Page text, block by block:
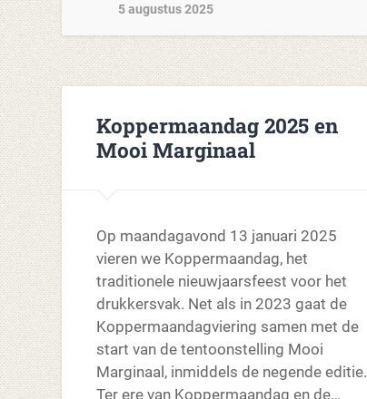
5 augustus 2025
Koppermaandag 2025 en
Mooi Marginaal
Op maandagavond 13 januari 2025
vieren we Koppermaandag, het
traditionele nieuwjaarsfeest voor het
drukkersvak. Net als in 2023 gaat de
Koppermaandagviering samen met de
start van de tentoonstelling Mooi
Marginaal, inmiddels de negende editie.
Ter ere van Koppermaandag en de…